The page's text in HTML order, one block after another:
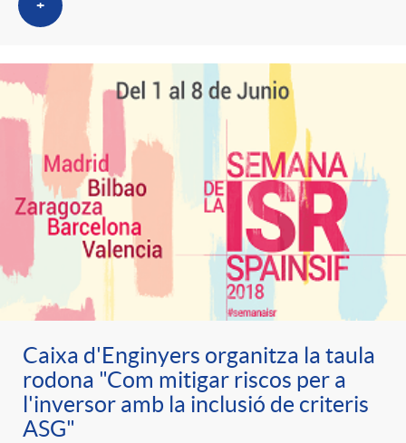
+
Caixa d'Enginyers organitza la taula
rodona "Com mitigar riscos per a
l'inversor amb la inclusió de criteris
ASG"